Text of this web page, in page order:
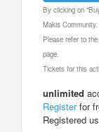
By clicking on
Makis Community.
Please refer to
page.
Tickets for this
unlimited
Registerfor
Registered